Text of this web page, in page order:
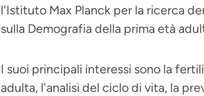
l'Istituto Max Planck per la ricerca
sulla Demografia della prima età
I suoi principali interessi sono la
adulta, l'analisi del ciclo di vita, la